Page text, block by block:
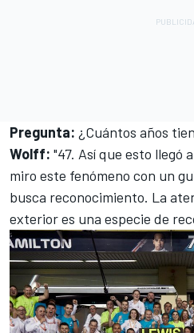
Pregunta: ¿Cuántos años
Wolff: "47. Así que esto llegó
miro este fenómeno con un
busca reconocimiento. La
exterior es una especie de